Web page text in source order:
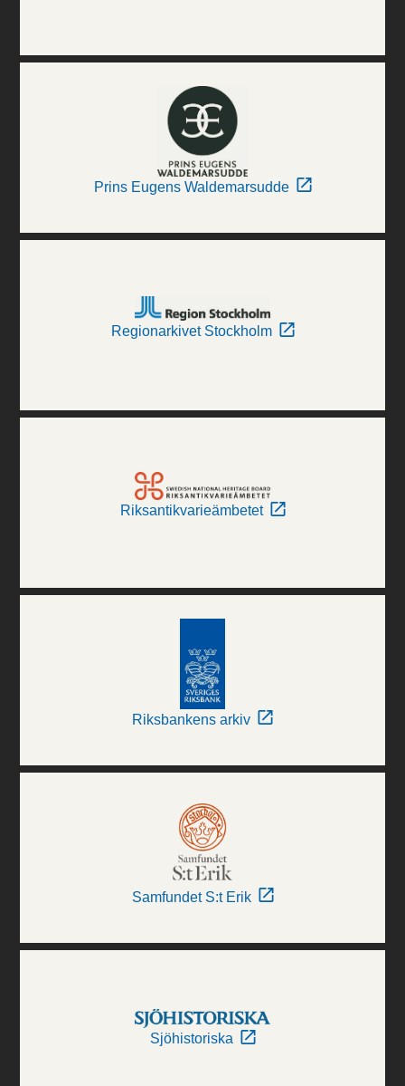
Prins Eugens Waldemarsudde
Regionarkivet Stockholm
Riksantikvarieämbetet
Riksbankens arkiv
Samfundet S:t Erik
Sjöhistoriska